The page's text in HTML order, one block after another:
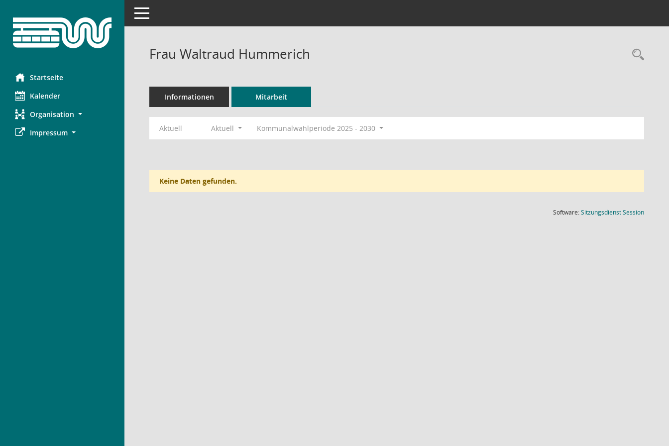
Startseite
Kalender
Organisation
Impressum
Toggle navigation
Frau Waltraud Hummerich
Informationen Mitarbeit
Aktuell Aktuell Kommunalwahlperiode 2025 - 2030
Keine Daten gefunden.
Software:SitzungsdienstSession(Wird in